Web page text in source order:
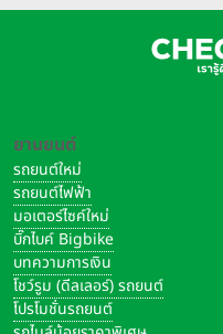
ยานยนต์
รถยนต์ใหม่
รถยนต์ไฟฟ้า
มอเตอร์ไซค์ใหม่
บิ๊กไบค์ Bigbike
บทความการเงิน
โชว์รูม (ดีลเลอร์) รถยนต์
โปรโมชั่นรถยนต์